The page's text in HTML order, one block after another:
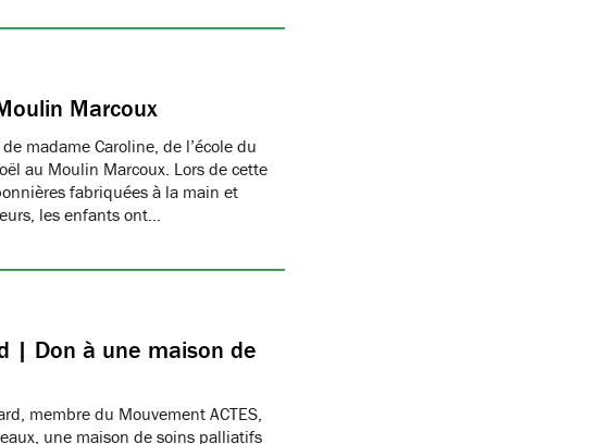
Marcoux
madame Caroline, de l’école du
au Moulin Marcoux. Lors de cette
fabriquées à la main et
les enfants ont…
| Don à une maison de
membre du Mouvement ACTES,
une maison de soins palliatifs